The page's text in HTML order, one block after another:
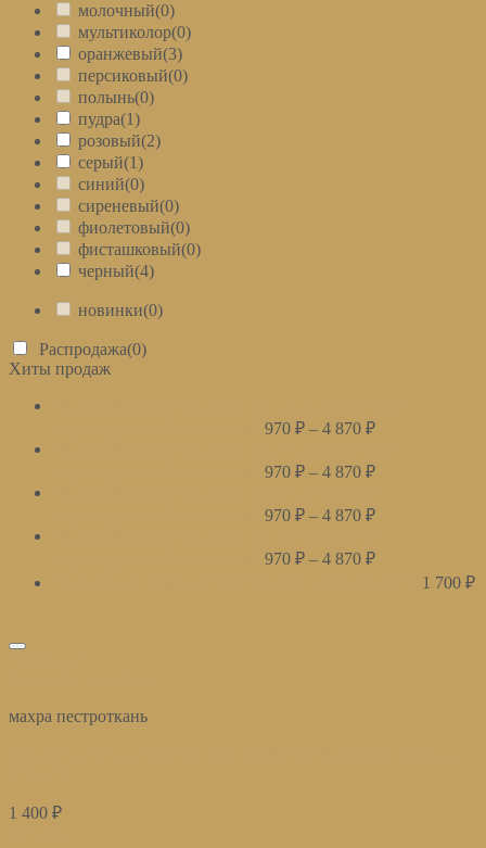
молочный(0)
мультиколор(0)
оранжевый(3)
персиковый(0)
полынь(0)
пудра(1)
розовый(2)
серый(1)
синий(0)
сиреневый(0)
фиолетовый(0)
фисташковый(0)
черный(4)
новинки(0)
Распродажа(0)
Хиты продаж
970 ₽ – 4 870 ₽
970 ₽ – 4 870 ₽
970 ₽ – 4 870 ₽
970 ₽ – 4 870 ₽
1 700 ₽
махра пестроткань
1 400 ₽